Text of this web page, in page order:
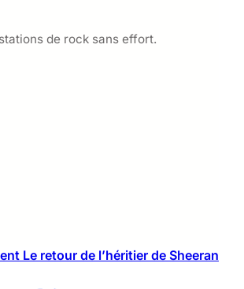
de rock sans effort.
Le retour de l’héritier de Sheeran